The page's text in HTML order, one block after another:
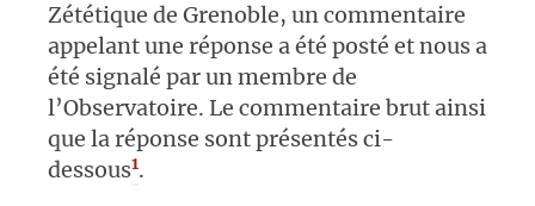
Zététique de Grenoble, un commentaire
appelant une réponse a été posté et nous a
été signalé par un membre de
l’Observatoire. Le commentaire brut ainsi
que la réponse sont présentés ci-
dessous1.